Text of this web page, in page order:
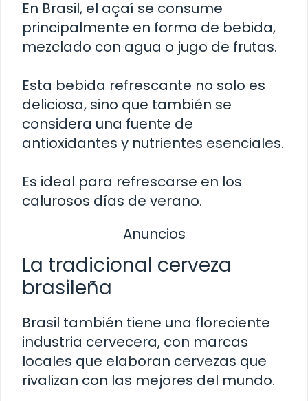
En Brasil, el açaí se consume
principalmente en forma de bebida,
mezclado con agua o jugo de frutas.
Esta bebida refrescante no solo es
deliciosa, sino que también se
considera una fuente de
antioxidantes y nutrientes esenciales.
Es ideal para refrescarse en los
calurosos días de verano.
Anuncios
La tradicional cerveza
brasileña
Brasil también tiene una floreciente
industria cervecera, con marcas
locales que elaboran cervezas que
rivalizan con las mejores del mundo.